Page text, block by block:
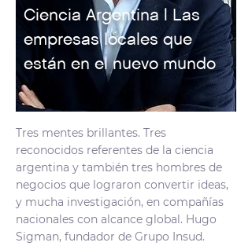
Tres mentes brillantes. Tres
reconocidos referentes de la ciencia
argentina y también tres hombres de
negocios que lograron convertir ideas,
y mucha investigación, en compañías
nacionales con alcance global. Hugo
Sigman, fundador de Grupo Insud.
Ciencia Argentina | Las
empresas locales que
están en el nuevo mundo